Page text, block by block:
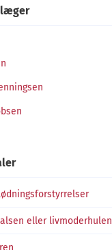
eller livmoderhulen